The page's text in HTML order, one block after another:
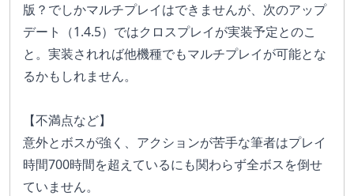
版？でしかマルチプレイはできませんが、次のアップ
デート（1.4.5）ではクロスプレイが実装予定とのこ
と。実装されれば他機種でもマルチプレイが可能とな
るかもしれません。
【不満点など】
意外とボスが強く、アクションが苦手な筆者はプレイ
時間700時間を超えているにも関わらず全ボスを倒せ
ていません。